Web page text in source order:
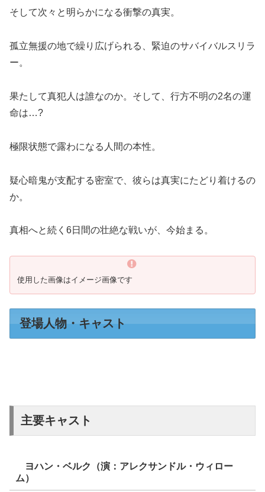
そして次々と明らかになる衝撃の真実。
孤立無援の地で繰り広げられる、緊迫のサバイバルスリラ
ー。
果たして真犯人は誰なのか。そして、行方不明の2名の運
命は…?
極限状態で露わになる人間の本性。
疑心暗鬼が支配する密室で、彼らは真実にたどり着けるの
か。
真相へと続く6日間の壮絶な戦いが、今始まる。
使用した画像はイメージ画像です
登場人物・キャスト
主要キャスト
ヨハン・ベルク（演：アレクサンドル・ウィロー
ム）